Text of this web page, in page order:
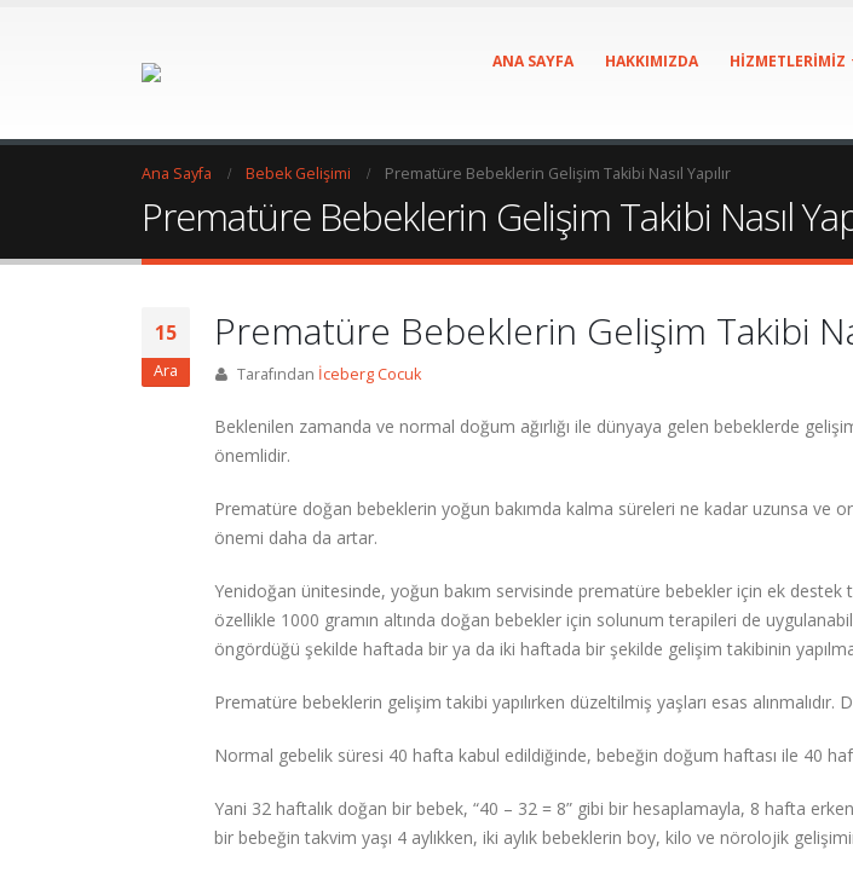
ANA SAYFA HAKKIMIZDA HIZMETLERIMIZ
Ana Sayfa Bebek Gelişimi Prematüre Bebeklerin Gelişim Takibi Nasıl Yapılır
Prematüre Bebeklerin Gelişim Takibi Nasıl
15
Ara
Prematüre Bebeklerin Gelişim Takibi
Tarafından İceberg Cocuk
Beklenilen zamanda ve normal doğum ağırlığı ile dünyaya gelen bebeklerde
önemlidir.
Prematüre doğan bebeklerin yoğun bakımda kalma süreleri ne kadar uzunsa ve
önemi daha da artar.
Yenidoğan ünitesinde, yoğun bakım servisinde prematüre bebekler için ek
özellikle 1000 gramın altında doğan bebekler için solunum terapileri de
öngördüğü şekilde haftada bir ya da iki haftada bir şekilde gelişim takibinin
Prematüre bebeklerin gelişim takibi yapılırken düzeltilmiş yaşları esas alınmalıdır.
Normal gebelik süresi 40 hafta kabul edildiğinde, bebeğin doğum haftası ile 40
Yani 32 haftalık doğan bir bebek, “40 – 32 = 8” gibi bir hesaplamayla, 8 hafta
bir bebeğin takvim yaşı 4 aylıkken, iki aylık bebeklerin boy, kilo ve nörolojik